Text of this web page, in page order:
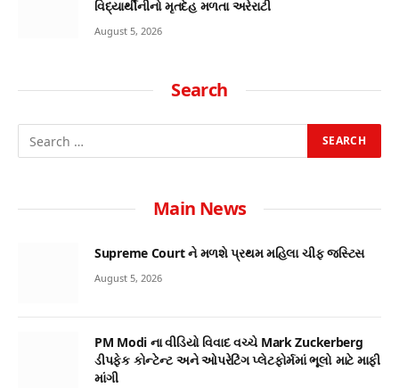
વિદ્યાર્થીનીનો મૃતદેહ મળતા અરેરાટી
August 5, 2026
Search
Main News
Supreme Court ને મળશે પ્રથમ મહિલા ચીફ જસ્ટિસ
August 5, 2026
PM Modi ના વીડિયો વિવાદ વચ્ચે Mark Zuckerberg
ડીપફેક કોન્ટેન્ટ અને ઓપરેટિંગ પ્લેટફોર્મમાં ભૂલો માટે માફી
માંગી